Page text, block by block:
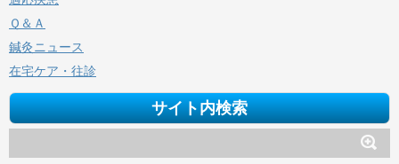
Ｑ＆Ａ
鍼灸ニュース
在宅ケア・往診
サイト内検索